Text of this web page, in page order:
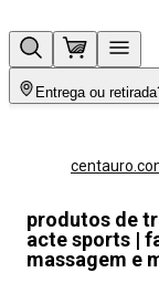
Entrega ou
produtos de
acte sports |
massagem e